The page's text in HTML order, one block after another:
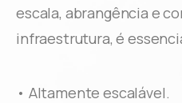
escala, abrangência e
infraestrutura, é
• Altamente escalável.